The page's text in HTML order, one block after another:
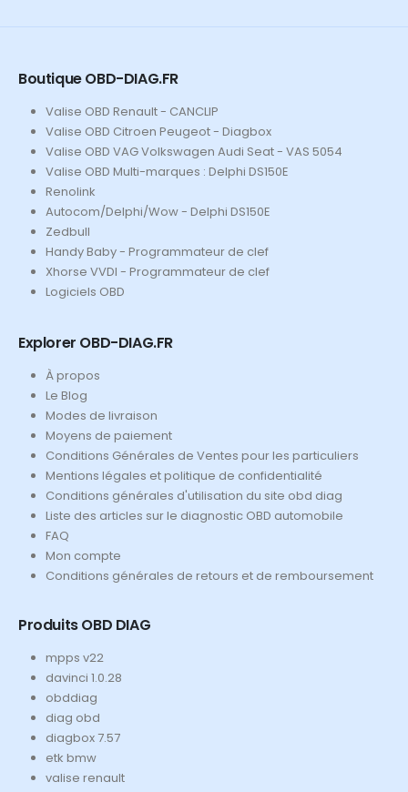
Boutique OBD-DIAG.FR
Valise OBD Renault - CANCLIP
Valise OBD Citroen Peugeot - Diagbox
Valise OBD VAG Volkswagen Audi Seat - VAS 5054
Valise OBD Multi-marques : Delphi DS150E
Renolink
Autocom/Delphi/Wow - Delphi DS150E
Zedbull
Handy Baby - Programmateur de clef
Xhorse VVDI - Programmateur de clef
Logiciels OBD
Explorer OBD-DIAG.FR
À propos
Le Blog
Modes de livraison
Moyens de paiement
Conditions Générales de Ventes pour les particuliers
Mentions légales et politique de confidentialité
Conditions générales d'utilisation du site obd diag
Liste des articles sur le diagnostic OBD automobile
FAQ
Mon compte
Conditions générales de retours et de remboursement
Produits OBD DIAG
mpps v22
davinci 1.0.28
obddiag
diag obd
diagbox 7.57
etk bmw
valise renault